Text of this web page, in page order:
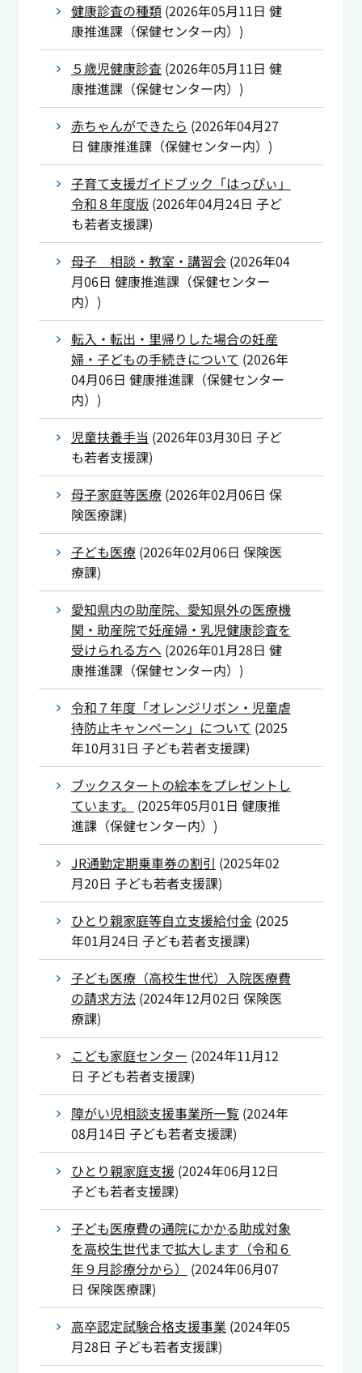
健康診査の種類(2026年05月11日 健
康推進課（保健センター内） )
５歳児健康診査(2026年05月11日 健
康推進課（保健センター内） )
赤ちゃんができたら (2026年04月27
日 健康推進課（保健センター内） )
子育て支援ガイドブック「はっぴぃ」
令和８年度版 (2026年04月24日 子ど
も若者支援課)
母子 相談・教室・講習会(2026年04
月06日 健康推進課（保健センター
内） )
転入・転出・里帰りした場合の妊産
婦・子どもの手続きについて (2026年
04月06日 健康推進課（保健センター
内） )
児童扶養手当 (2026年03月30日 子ど
も若者支援課)
母子家庭等医療(2026年02月06日 保
険医療課)
子ども医療(2026年02月06日 保険医
療課)
愛知県内の助産院、愛知県外の医療機
関・助産院で妊産婦・乳児健康診査を
受けられる方へ (2026年01月28日 健
康推進課（保健センター内） )
令和７年度「オレンジリボン・児童虐
待防止キャンペーン」について (2025
年10月31日 子ども若者支援課)
ブックスタートの絵本をプレゼントし
ています。
(2025年05月01日 健康推
進課（保健センター内） )
JR通勤定期乗車券の割引 (2025年02
月20日 子ども若者支援課)
ひとり親家庭等自立支援給付金(2025
年01月24日 子ども若者支援課)
子ども医療（高校生世代）入院医療費
の請求方法(2024年12月02日 保険医
療課)
こども家庭センター (2024年11月12
日 子ども若者支援課)
障がい児相談支援事業所一覧(2024年
08月14日 子ども若者支援課)
ひとり親家庭支援(2024年06月12日
子ども若者支援課)
子ども医療費の通院にかかる助成対象
を高校生世代まで拡大します（令和６
年９月診療分から）
(2024年06月07
日 保険医療課)
高卒認定試験合格支援事業 (2024年05
月28日 子ども若者支援課)